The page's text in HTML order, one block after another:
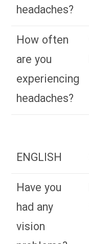
headaches?
How often
are you
experiencing
headaches?
ENGLISH
Have you
had any
vision